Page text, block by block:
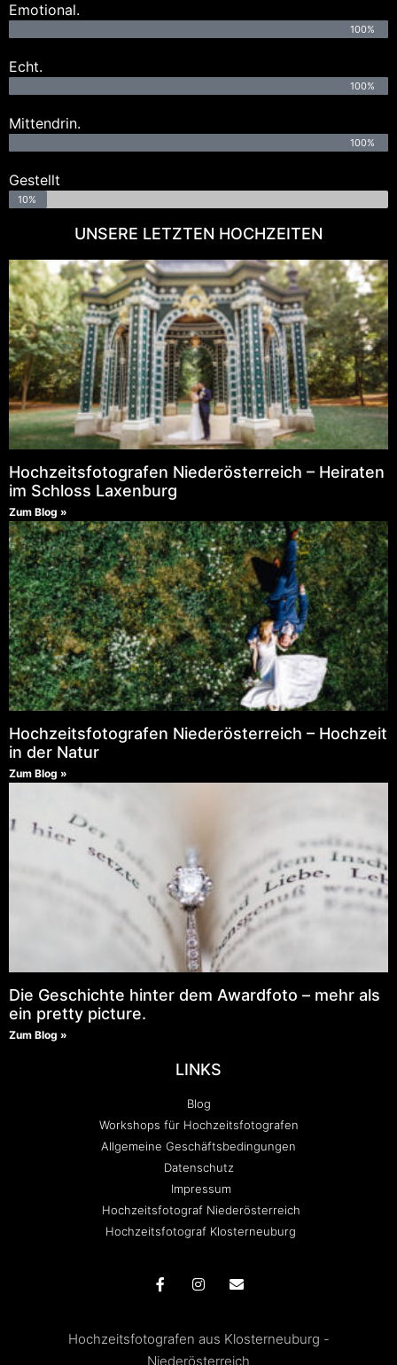
Emotional.
100%
Echt.
100%
Mittendrin.
100%
Gestellt
10%
UNSERE LETZTEN HOCHZEITEN
Hochzeitsfotografen Niederösterreich – Heiraten
im Schloss Laxenburg
Zum Blog »
Hochzeitsfotografen Niederösterreich – Hochzeit
in der Natur
Zum Blog »
Die Geschichte hinter dem Awardfoto – mehr als
ein pretty picture.
Zum Blog »
LINKS
Blog
Workshops für Hochzeitsfotografen
Allgemeine Geschäftsbedingungen
Datenschutz
Impressum
Hochzeitsfotograf Niederösterreich
Hochzeitsfotograf Klosterneuburg
Hochzeitsfotografen aus Klosterneuburg -
Niederösterreich